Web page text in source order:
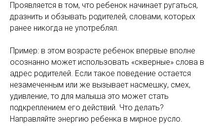
Проявляется в том, что ребенок начинает ругаться,
дразнить и обзывать родителей, словами, которых
ранее никогда не употреблял.
Пример: в этом возрасте ребенок впервые вполне
осознанно может использовать «скверные» слова в
адрес родителей. Если такое поведение остается
незамеченным или же вызывает насмешку, смех,
удивление, то для малыша это может стать
подкреплением его действий. Что делать?
Направляйте энергию ребенка в мирное русло.